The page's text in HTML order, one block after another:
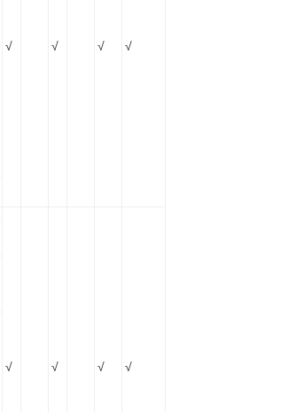
√ √ √ √
√ √ √ √